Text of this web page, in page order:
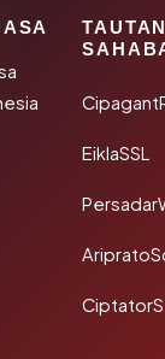
EiklaSSL